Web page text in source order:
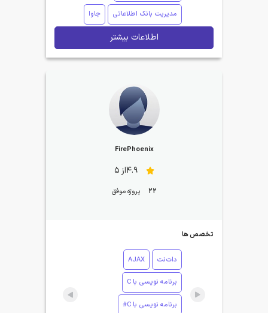
مدیریت بانک اطلاعاتی جاوا
اطلاعات بیشتر
FirePhoenix
4.9از 5
22 پروژه موفق
تخصص ها
دات‌نت AJAX
برنامه نویسی با C
برنامه نویسی با C#